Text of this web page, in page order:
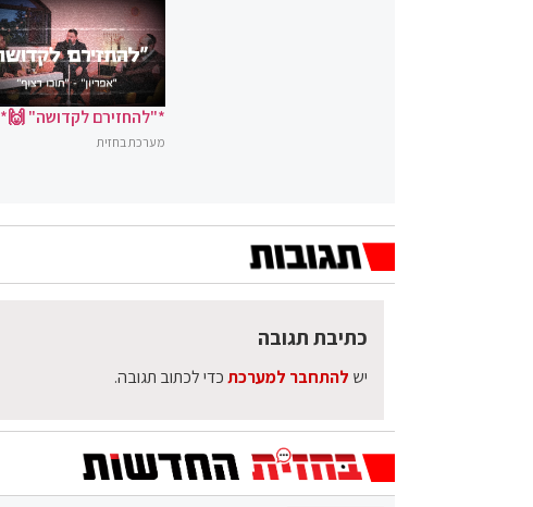
*"להחזירם לקדושה" 🙌*
מערכת בחזית
כתיבת תגובה
יש להתחבר למערכתכדי לכתוב תגובה.